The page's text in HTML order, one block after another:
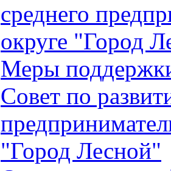
среднего
округе "Город
Меры
Совет по
"Город Лесной"